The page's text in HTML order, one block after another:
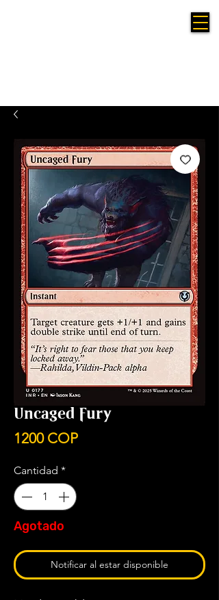
Uncaged Fury
1200 COPPrecio
Cantidad *
Agotado
Notificar al estar disponible